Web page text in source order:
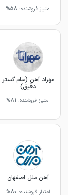
امتیاز فروشنده: 58%
مهراد آهن (سام گستر
دقیق)
امتیاز فروشنده: 81%
آهن ملل اصفهان
امتیاز فروشنده: 80%